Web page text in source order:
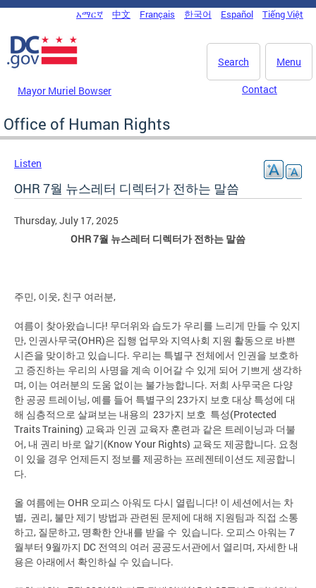
Skip to main content
DC Agency Top Menu
አማርኛ 中文 Français 한국어 Español Tiếng Việt
Menu
Search
Mayor Muriel Bowser Contact
Office of Human Rights
Listen
OHR 7월 뉴스레터 디렉터가 전하는 말씀
Thursday, July 17, 2025
OHR 7월 뉴스레터 디렉터가 전하는 말씀
주민, 이웃, 친구 여러분,
여름이 찾아왔습니다! 무더위와 습도가 우리를 느리게 만들 수 있지
만, 인권사무국(OHR)은 집행 업무와 지역사회 지원 활동으로 바쁜
시즌을 맞이하고 있습니다. 우리는 특별구 전체에서 인권을 보호하
고 증진하는 우리의 사명을 계속 이어갈 수 있게 되어 기쁘게 생각하
며, 이는 여러분의 도움 없이는 불가능합니다. 저희 사무국은 다양
한 공공 트레이닝, 예를 들어 특별구의 23가지 보호 대상 특성에 대
해 심층적으로 살펴보는 내용의 23가지 보호 특성(Protected
Traits Training) 교육과 인권 교육자 훈련과 같은 트레이닝과 더불
어, 내 권리 바로 알기(Know Your Rights) 교육도 제공합니다. 요청
이 있을 경우 언제든지 정보를 제공하는 프레젠테이션도 제공합니
다.
올 여름에는 OHR 오피스 아워도 다시 열립니다! 이 세션에서는 차
별, 권리, 불만 제기 방법과 관련된 문제에 대해 지원팀과 직접 소통
하고, 질문하고, 명확한 안내를 받을 수 있습니다. 오피스 아워는 7
월부터 9월까지 DC 전역의 여러 공공도서관에서 열리며, 자세한 내
용은 아래에서 확인하실 수 있습니다.